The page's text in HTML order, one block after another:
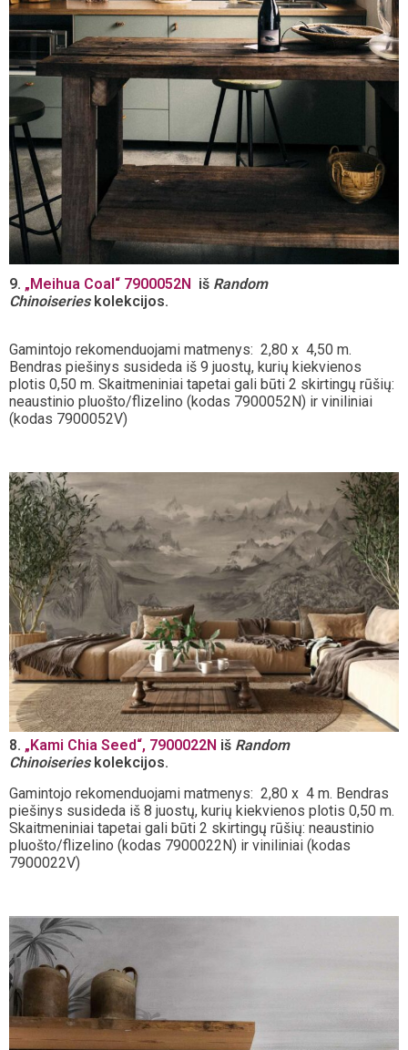
9. „Meihua Coal“ 7900052N iš Random
Chinoiseries kolekcijos.
Gamintojo rekomenduojami matmenys: 2,80 x 4,50 m.
Bendras piešinys susideda iš 9 juostų, kurių kiekvienos
plotis 0,50 m. Skaitmeniniai tapetai gali būti 2 skirtingų rūšių:
neaustinio pluošto/flizelino (kodas 7900052N) ir viniliniai
(kodas 7900052V)
8. „Kami Chia Seed“, 7900022N iš Random
Chinoiseries kolekcijos.
Gamintojo rekomenduojami matmenys: 2,80 x 4 m. Bendras
piešinys susideda iš 8 juostų, kurių kiekvienos plotis 0,50 m.
Skaitmeniniai tapetai gali būti 2 skirtingų rūšių: neaustinio
pluošto/flizelino (kodas 7900022N) ir viniliniai (kodas
7900022V)